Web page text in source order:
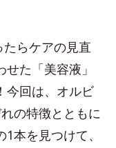
らケアの見直
た「美容液」
今回は、オルビ
の特徴とともに
本を見つけて、